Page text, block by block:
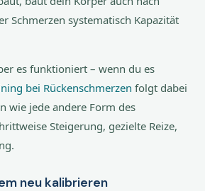
Schmerzen systematisch Kapazität
es funktioniert – wenn du es
bei Rückenschmerzen folgt dabei
wie jede andere Form des
Steigerung, gezielte Reize,
neu kalibrieren